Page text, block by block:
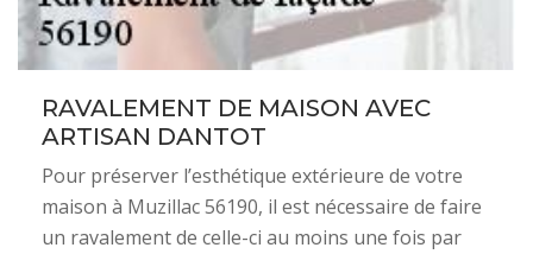
RAVALEMENT DE MAISON AVEC
ARTISAN DANTOT
Pour préserver l’esthétique extérieure de votre
maison à Muzillac 56190, il est nécessaire de faire
un ravalement de celle-ci au moins une fois par